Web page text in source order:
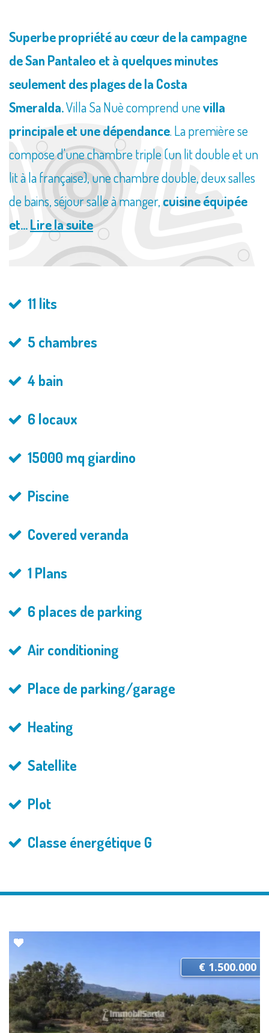
Superbe propriété au cœur de la campagne
de San Pantaleo et à quelques minutes
seulement des plages de la Costa
Smeralda.Villa Sa Nuè comprend unevilla
principale et une dépendance. La première se
compose d'une chambre triple (un lit double et un
lit à la française), une chambre double, deux salles
de bains, séjour salle à manger, cuisine équipée
et...Lire la suite
11 lits
5 chambres
4 bain
6 locaux
15000 mq giardino
Piscine
Covered veranda
1 Plans
6 places de parking
Air conditioning
Place de parking/garage
Heating
Satellite
Plot
Classe énergétique G
€ 1.500.000